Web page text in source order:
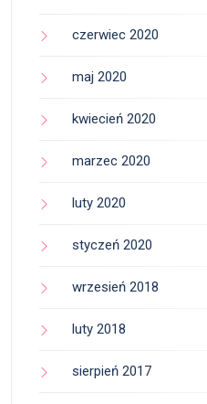
czerwiec 2020
maj 2020
kwiecień 2020
marzec 2020
luty 2020
styczeń 2020
wrzesień 2018
luty 2018
sierpień 2017